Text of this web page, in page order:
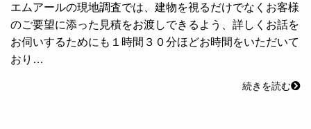
エムアールの現地調査では、建物を視るだけでなくお客様
のご要望に添った見積をお渡しできるよう、詳しくお話を
お伺いするためにも１時間３０分ほどお時間をいただいて
おり…
続きを読む